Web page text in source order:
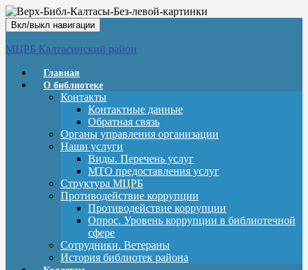
Вкл/выкл навигации
МЦРБ Калтасинский район
Главная
О библиотеке
Контакты
Контактные данные
Обратная связь
Органы управления организации
Наши услуги
Виды. Перечень услуг
МТО предоставления услуг
Структура МЦРБ
Противодействие коррупции
Противодействие коррупции
Опрос. Уровень коррупции в библиотечной
сфере
Сотрудники. Ветераны
История библиотек района